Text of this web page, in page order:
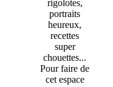
rigolotes,
portraits
heureux,
recettes
super
chouettes...
Pour faire de
cet espace